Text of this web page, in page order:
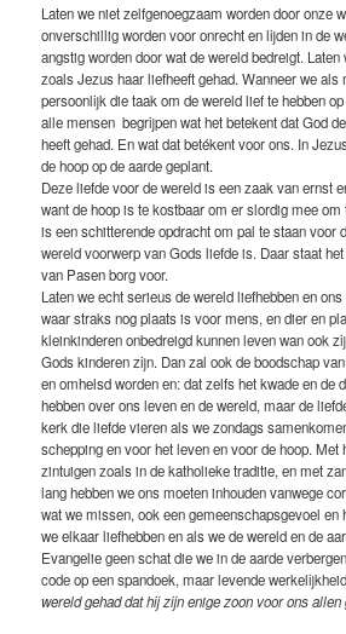
Laten we niet zelfgenoegzaam worden door onze
onverschillig worden voor onrecht en lijden in de
angstig worden door wat de wereld bedreigt.
zoals Jezus haar liefheeft gehad. Wanneer we als
persoonlijk die taak om de wereld lief te hebben
alle mensen begrijpen wat het betekent dat God
heeft gehad. En wat dat betékent voor ons. In
de hoop op de aarde geplant.
Deze liefde voor de wereld is een zaak van ernst
want de hoop is te kostbaar om er slordig mee om
is een schitterende opdracht om pal te staan voor
wereld voorwerp van Gods liefde is. Daar staat
van Pasen borg voor.
Laten we echt serieus de wereld liefhebben en
waar straks nog plaats is voor mens, en dier en
kleinkinderen onbedreigd kunnen leven wan ook
Gods kinderen zijn. Dan zal ook de boodschap
en omhelsd worden en: dat zelfs het kwade en de
hebben over ons leven en de wereld, maar de
kerk die liefde vieren als we zondags
schepping en voor het leven en voor de hoop.
zintuigen zoals in de katholieke traditie, en met
lang hebben we ons moeten inhouden vanwege
wat we missen, ook een gemeenschapsgevoel
we elkaar liefhebben en als we de wereld en de
Evangelie geen schat die we in de aarde
code op een spandoek, maar levende
wereld gehad dat hij zijn enige zoon voor ons allen